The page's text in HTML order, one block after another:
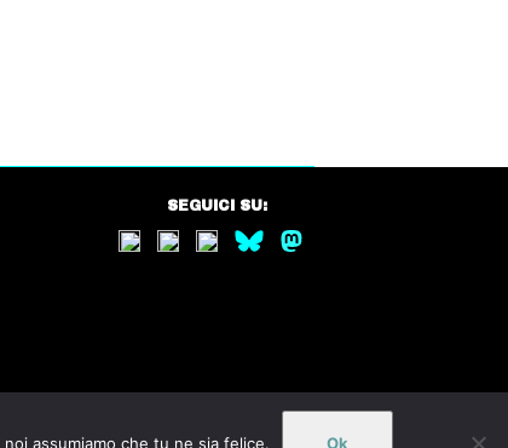
SEGUICI SU:
assumiamo che tu ne sia felice. Ok